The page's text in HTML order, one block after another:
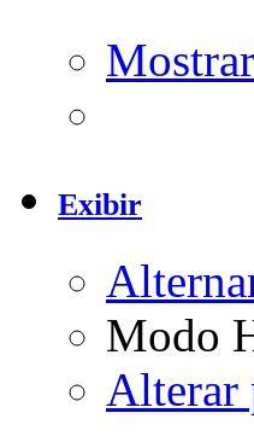
Exibir
Modo
Alterar